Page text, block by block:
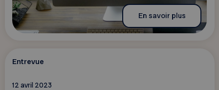
En savoir plus
Entrevue
12 avril 2023